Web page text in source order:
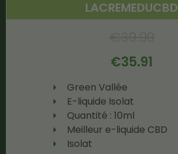
LACREMEDUCBD
€35.91
Green Vallée
E-liquide Isolat
Quantité : 10ml
Meilleur e-liquide CBD
Isolat